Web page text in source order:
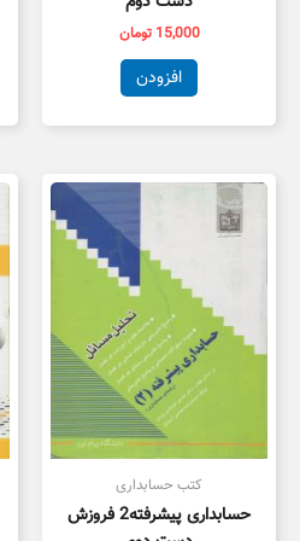
15,000 تومان
افزودن
کتب حسابداری
حسابداری پیشرفته2 فروزش